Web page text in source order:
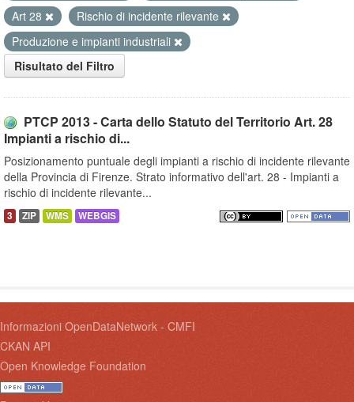
Art 28
Rischio di incidente rilevante
Produzione e impianti industriali
Risultato del Filtro
PTCP 2013 - Carta dello Statuto del Territorio Art. 28
Impianti a rischio di...
Posizionamento puntuale degli impianti a rischio di incidente rilevante
della Provincia di Firenze. Strato informativo dell'art. 28 - Impianti a
rischio di incidente rilevante...
3 ZIP WMS WEBGIS
Informazioni OpenDataNetwork - CMFI
CKAN API
Open Knowledge Foundation